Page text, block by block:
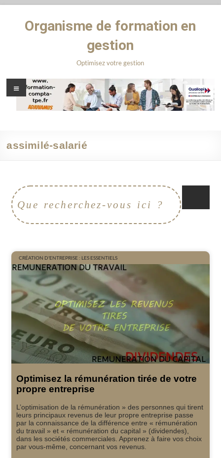
Organisme de formation en
gestion
Optimisez votre gestion
assimilé-salarié
CRÉATION D'ENTREPRISE : LES ESSENTIELS
Optimisez la rémunération tirée de votre
propre entreprise
L’optimisation de la rémunération » des personnes qui tirent
leurs principaux revenus de leur propre entreprise passe
par la connaissance de la différence entre « rémunération
du travail » et « rémunération du capital » (dividendes),
dans les sociétés commerciales. Apprenez à faire vos choix
par vous-même, concernant vos revenus.